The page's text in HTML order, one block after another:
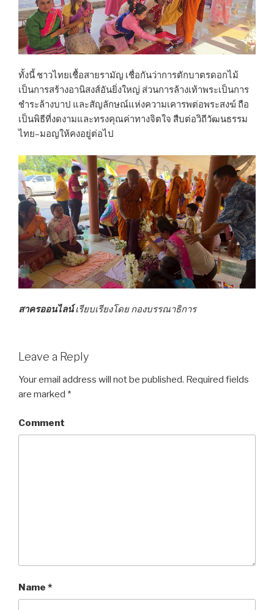
ทั้งนี้ ชาวไทยเชื้อสายรามัญ เชื่อกันว่าการตักบาตรดอกไม้
เป็นการสร้างอานิสงส์อันยิ่งใหญ่ ส่วนการล้างเท้าพระเป็นการ
ชำระล้างบาป และสัญลักษณ์แห่งความเคารพต่อพระสงฆ์ ถือ
เป็นพิธีที่งดงามและทรงคุณค่าทางจิตใจ สืบต่อวิถีวัฒนธรรม
ไทย–มอญให้คงอยู่ต่อไป
สาครออนไลน์เรียบเรียงโดย กองบรรณาธิการ
Leave a Reply
Your email address will not be published. Required fields
are marked *
Comment
Name *